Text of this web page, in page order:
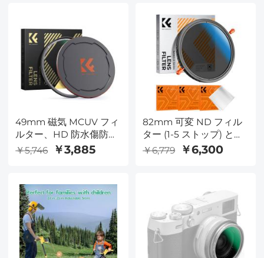
49mm 磁気 MCUV フィ
ルター、HD 防水傷防止
反射防止グリーン フィ
￥5,746 ￥3,885
82mm 可変 ND フィル
ター (1-5 ストップ) と
CPL フィルター 2 in 1 カ
￥6,779 ￥6,300